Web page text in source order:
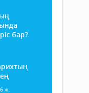
бар?
ж.